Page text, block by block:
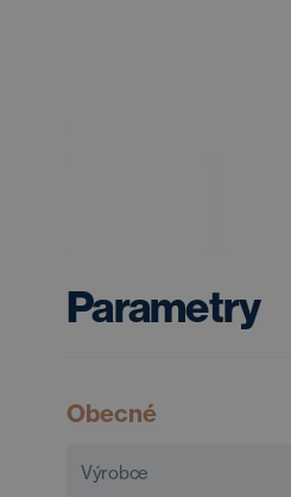
Parametry
Obecné
Výrobce